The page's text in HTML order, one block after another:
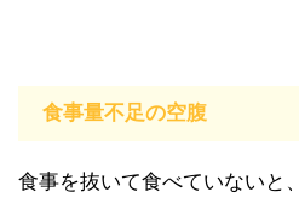
食事量不足の空腹
食事を抜いて食べていないと